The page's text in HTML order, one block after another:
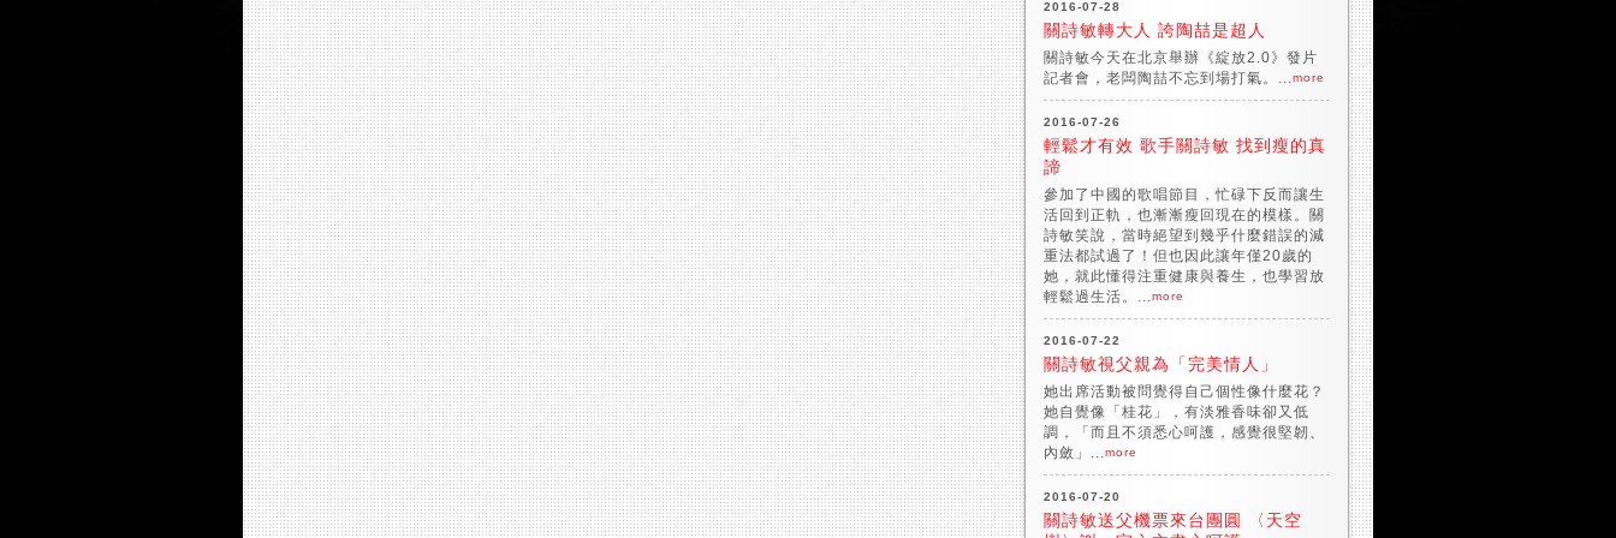
2016-07-28
關詩敏轉大人 誇陶喆是超人
關詩敏今天在北京舉辦《綻放2.0》發片
記者會，老闆陶喆不忘到場打氣。... more
2016-07-26
輕鬆才有效 歌手關詩敏 找到瘦的真
諦
參加了中國的歌唱節目，忙碌下反而讓生
活回到正軌，也漸漸瘦回現在的模樣。關
詩敏笑說，當時絕望到幾乎什麼錯誤的減
重法都試過了！但也因此讓年僅20歲的
她，就此懂得注重健康與養生，也學習放
輕鬆過生活。... more
2016-07-22
關詩敏視父親為「完美情人」
她出席活動被問覺得自己個性像什麼花？
她自覺像「桂花」，有淡雅香味卻又低
調，「而且不須悉心呵護，感覺很堅韌、
內斂」... more
2016-07-20
關詩敏送父機票來台團圓 〈天空